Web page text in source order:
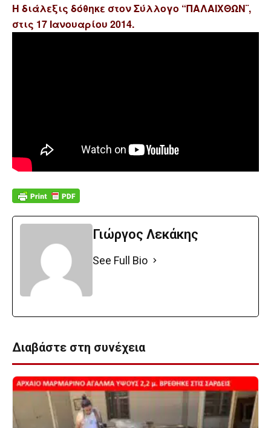
Η διάλεξις δόθηκε στον Σύλλογο “ΠΑΛΑΙΧΘΩΝ¨,
στις 17 Ιανουαρίου 2014.
Γιώργος Λεκάκης
See Full Bio
Διαβάστε στη συνέχεια